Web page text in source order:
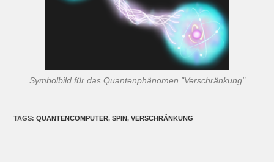
Symbolbild für das Quantenphänomen "Verschränkung"
TAGS:QUANTENCOMPUTER, SPIN, VERSCHRÄNKUNG